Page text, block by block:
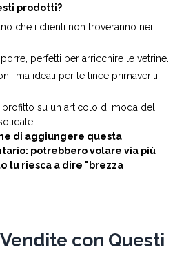
prodotti?
che i clienti non troveranno nei
perfetti per arricchire le vetrine.
ma ideali per le linee primaverili
su un articolo di moda del
di aggiungere questa
potrebbero volare via più
tu riesca a dire "brezza
con Questi